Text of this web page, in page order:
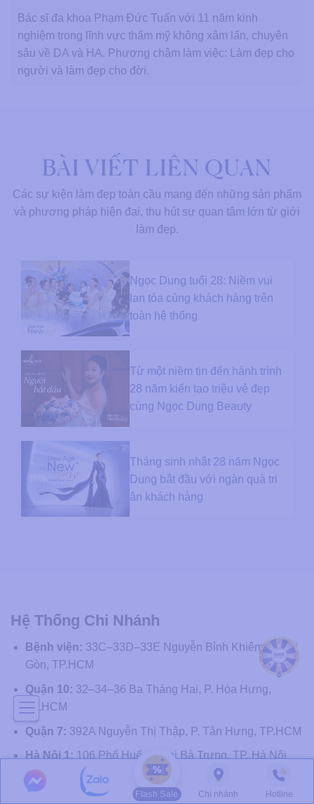
Bác sĩ đa khoa Phạm Đức Tuấn với 11 năm kinh
nghiệm trong lĩnh vực thẩm mỹ không xâm lấn, chuyên
sâu về DA và HA. Phương châm làm việc: Làm đẹp cho
người và làm đẹp cho đời.
BÀI VIẾT LIÊN QUAN
Các sự kiện làm đẹp toàn cầu mang đến những sản phẩm
và phương pháp hiện đại, thu hút sự quan tâm lớn từ giới
làm đẹp.
Ngọc Dung tuổi 28: Niềm vui
lan tỏa cùng khách hàng trên
toàn hệ thống
Từ một niềm tin đến hành trình
28 năm kiến tạo triệu vẻ đẹp
cùng Ngọc Dung Beauty
Tháng sinh nhật 28 năm Ngọc
Dung bắt đầu với ngàn quà tri
ân khách hàng
Hệ Thống Chi Nhánh
Bệnh viện: 33C–33D–33E Nguyễn Bỉnh Khiêm, P. Sài
Gòn, TP.HCM
Quận 10: 32–34–36 Ba Tháng Hai, P. Hòa Hưng,
TP.HCM
Quận 7: 392A Nguyễn Thị Thập, P. Tân Hưng, TP.HCM
Hà Nội 1: 106 Phố Huế, P. Hai Bà Trưng, TP. Hà Nội
Hà Nội 2: 65 Trần Duy Hưng, P. Yên Hòa, TP. Hà Nội
Flash Sale Chi nhánh Hotline